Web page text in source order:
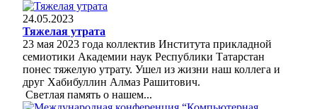
24.05.2023
Тяжелая утрата
23 мая 2023 года коллектив Института прикладной
семиотики Академии наук Республики Татарстан
понес тяжелую утрату. Ушел из жизни наш коллега и
друг Хабибуллин Алмаз Рашитович.
Светлая память о нашем...